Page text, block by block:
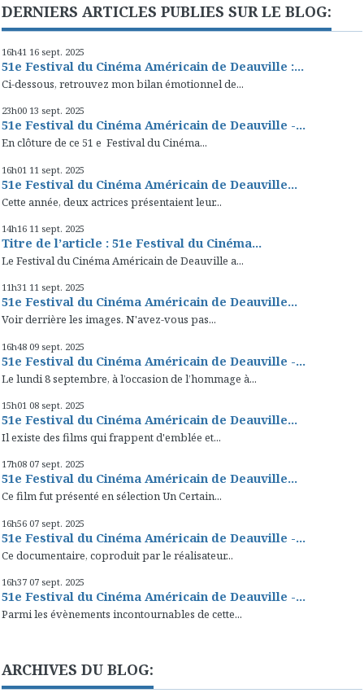
DERNIERS ARTICLES PUBLIES SUR LE BLOG:
16h41 16 sept. 2025
51e Festival du Cinéma Américain de Deauville :...
Ci-dessous, retrouvez mon bilan émotionnel de...
23h00 13 sept. 2025
51e Festival du Cinéma Américain de Deauville -...
En clôture de ce 51 e Festival du Cinéma...
16h01 11 sept. 2025
51e Festival du Cinéma Américain de Deauville...
Cette année, deux actrices présentaient leur...
14h16 11 sept. 2025
Titre de l’article : 51e Festival du Cinéma...
Le Festival du Cinéma Américain de Deauville a...
11h31 11 sept. 2025
51e Festival du Cinéma Américain de Deauville...
Voir derrière les images. N'avez-vous pas...
16h48 09 sept. 2025
51e Festival du Cinéma Américain de Deauville -...
Le lundi 8 septembre, à l’occasion de l’hommage à...
15h01 08 sept. 2025
51e Festival du Cinéma Américain de Deauville...
Il existe des films qui frappent d'emblée et...
17h08 07 sept. 2025
51e Festival du Cinéma Américain de Deauville...
Ce film fut présenté en sélection Un Certain...
16h56 07 sept. 2025
51e Festival du Cinéma Américain de Deauville -...
Ce documentaire, coproduit par le réalisateur...
16h37 07 sept. 2025
51e Festival du Cinéma Américain de Deauville -...
Parmi les évènements incontournables de cette...
ARCHIVES DU BLOG: